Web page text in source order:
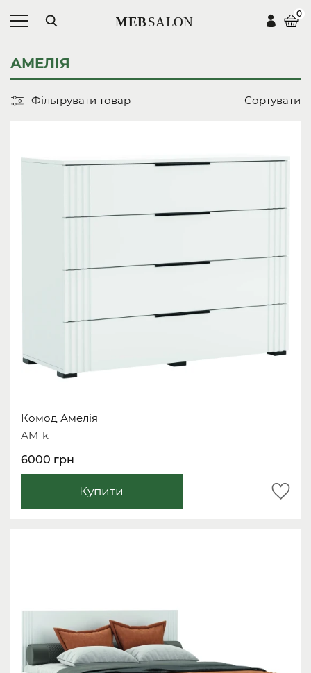
0
АМЕЛІЯ
Фільтрувати товар Сортувати
Комод Амелія
AM-k
6000 грн
Купити